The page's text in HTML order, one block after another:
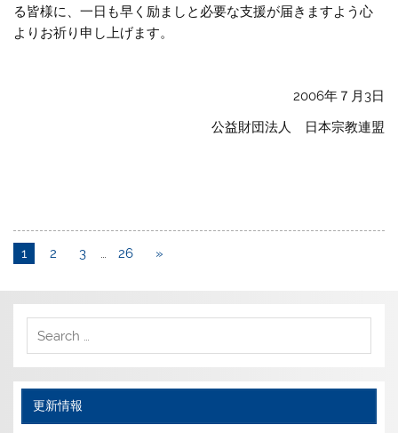
る皆様に、一日も早く励ましと必要な支援が届きますよう心
よりお祈り申し上げます。
2006年７月3日
公益財団法人 日本宗教連盟
1 2 3 … 26 »
更新情報